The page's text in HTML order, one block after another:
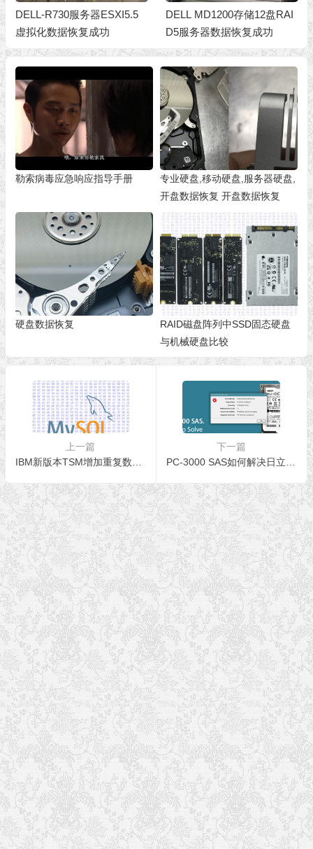
DELL MD1200存储12盘RAI
D5服务器数据恢复成功
IBM服务器3盘RAID5用友软
件账套数据库数据恢复成功
勒索病毒应急响应指导手册
专业硬盘,移动硬盘,服务器硬盘,
开盘数据恢复 开盘数据恢复
硬盘数据恢复
RAID磁盘阵列中SSD固态硬盘
与机械硬盘比较
上一篇
下一篇